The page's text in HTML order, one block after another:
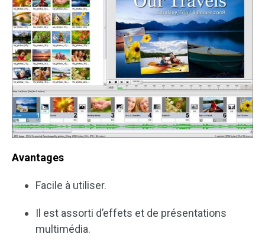
Avantages
Facile à utiliser.
Il est assorti d’effets et de présentations
multimédia.